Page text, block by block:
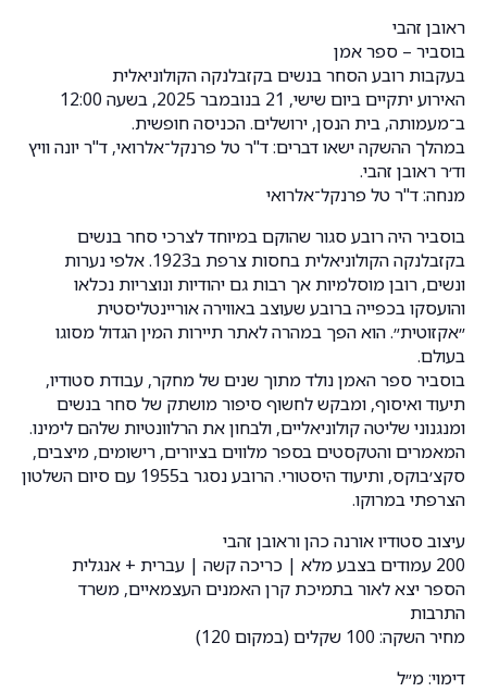
ראובן זהבי
בוסביר – ספר אמן
בעקבות רובע הסחר בנשים בקזבלנקה הקולוניאלית
האירוע יתקיים ביום שישי, 21 בנובמבר 2025, בשעה 12:00
ב־מעמותה, בית הנסן, ירושלים. הכניסה חופשית.
במהלך ההשקה ישאו דברים: ד"ר טל פרנקל־אלרואי, ד"ר יונה וויץ
וד׳ר ראובן זהבי.
מנחה: ד"ר טל פרנקל־אלרואי
בוסביר היה רובע סגור שהוקם במיוחד לצרכי סחר בנשים
בקזבלנקה הקולוניאלית בחסות צרפת ב1923. אלפי נערות
ונשים, רובן מוסלמיות אך רבות גם יהודיות ונוצריות נכלאו
והועסקו בכפייה ברובע שעוצב באווירה אוריינטליסטית
״אקזוטית״. הוא הפך במהרה לאתר תיירות המין הגדול מסוגו
בעולם.
בוסביר ספר האמן נולד מתוך שנים של מחקר, עבודת סטודיו,
תיעוד ואיסוף, ומבקש לחשוף סיפור מושתק של סחר בנשים
ומנגנוני שליטה קולוניאליים, ולבחון את הרלוונטיות שלהם לימינו.
המאמרים והטקסטים בספר מלווים בציורים, רישומים, מיצבים,
סקצ׳בוקס, ותיעוד היסטורי. הרובע נסגר ב1955 עם סיום השלטון
הצרפתי במרוקו.
עיצוב סטודיו אורנה כהן וראובן זהבי
200 עמודים בצבע מלא | כריכה קשה | עברית + אנגלית
הספר יצא לאור בתמיכת קרן האמנים העצמאיים, משרד
התרבות
מחיר השקה: 100 שקלים (במקום 120)
דימוי: מ״ל